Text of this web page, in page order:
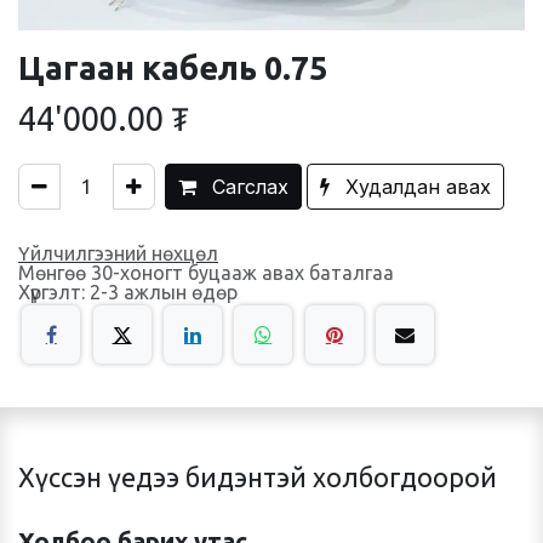
Цагаан кабель 0.75
44'000.00 ₮
Сагслах Худалдан авах
Үйлчилгээний нөхцөл
Мөнгөө 30-хоногт буцааж авах баталгаа
Хүргэлт: 2-3 ажлын өдөр
Хүссэн үедээ бидэнтэй холбогдоорой